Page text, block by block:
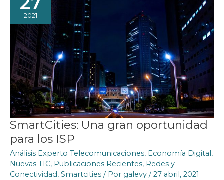
2021
SmartCities: Una gran oportunidad
para los ISP
Análisis Experto Telecomunicaciones, Economía Digital,
Nuevas TIC, Publicaciones Recientes, Redes y
Conectividad, Smartcities / Por galevy /27 abril, 2021